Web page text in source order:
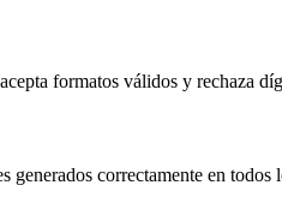
formatos válidos y rechaza
correctamente en todos